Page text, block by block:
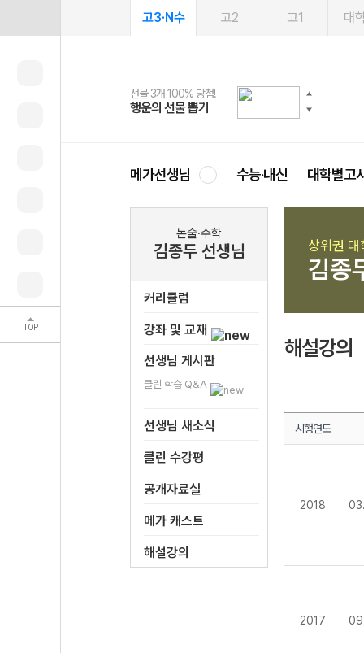
TOP
고3·N수 고2 고1 대
선물 3개 100% 당첨!
행운의 선물 뽑기
선물 100% 증정!
메가스터디 X 올리브
여름방학 스터디 캐시백
메가런 썸머스쿨
2027 러셀 단과
강사 공개선발
스마트러닝앱
설문 EVENT
메가패스
3일 무료 체험권
메가패스 수강생 무료혜택!
메가클럽 멤버십
사회공헌 캠페인
희망이룸 메가나눔
메가선생님 수능·내신 대학별고
논술·수학
김종두 선생님
커리큘럼
강좌 및 교재
선생님 게시판
클린 학습 Q&A
선생님 새소식
클린 수강평
공개자료실
메가 캐스트
해설강의
상위권
김종
해설강의
시행연도
2018
2017